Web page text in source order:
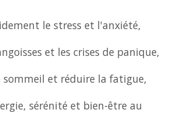
le stress et l'anxiété,
et les crises de panique,
sommeil et réduire la fatigue,
sérénité et bien-être au